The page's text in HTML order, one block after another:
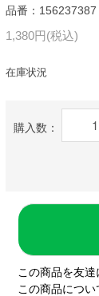
品番：156237387
1,380円(税込)
在庫状況
購入数：
この商品を友達
この商品につ